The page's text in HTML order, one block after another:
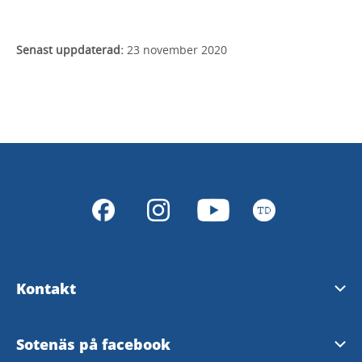
Senast uppdaterad: 23 november 2020
Kontakt
Turistinformation
Sotenäs på facebook